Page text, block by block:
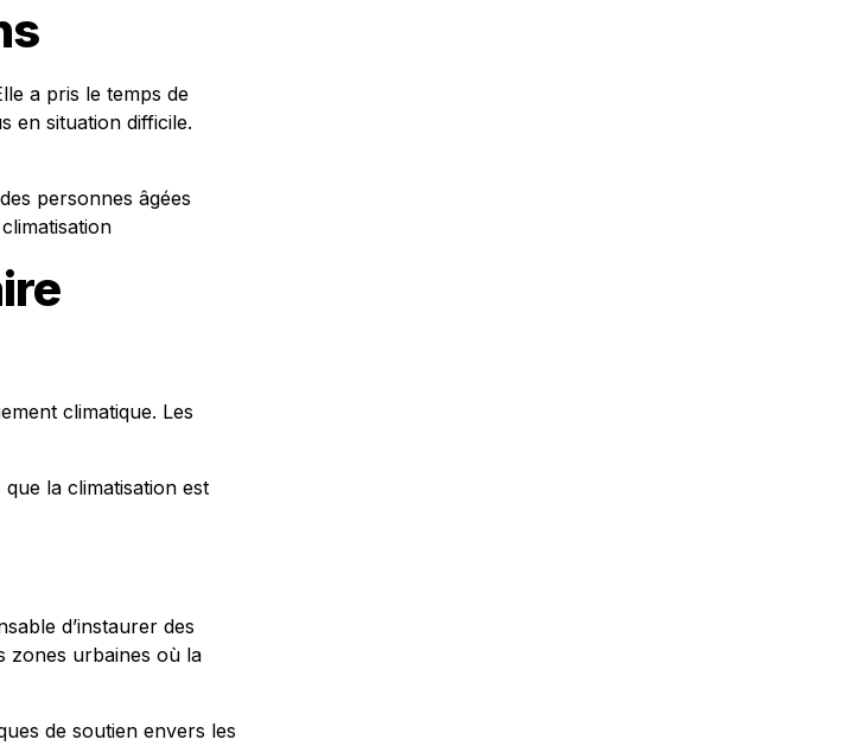
a pris le temps de
en situation difficile.
personnes âgées
climatique. Les
la climatisation est
d’instaurer des
zones urbaines où la
de soutien envers les